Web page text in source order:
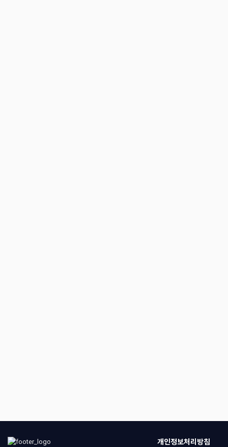
개인정보처리방침